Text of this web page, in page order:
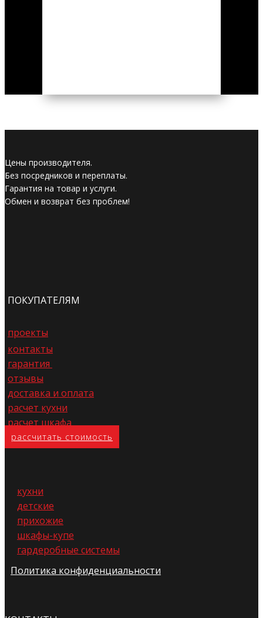
Цены производителя.
Без посредников и переплаты.
Гарантия на товар и услуги.
Обмен и возврат без проблем!
ПОКУПАТЕЛЯМ
проекты
контакты
гарантия
отзывы
доставка и оплата
расчет кухни
расчет шкафа
расс​читать стоимость
кухни
детские
прихожие
шкафы-купе
гардеробные системы
Политика конфиденциальности